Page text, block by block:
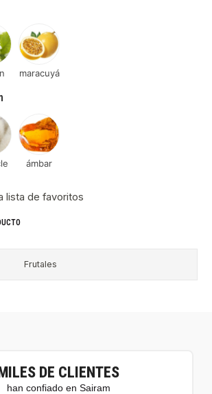
maracuyá
ámbar
lista de favoritos
Frutales
DE CLIENTES
han confiado en Sairam